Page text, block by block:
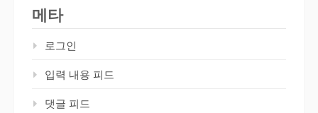
메타
로그인
입력 내용 피드
댓글 피드